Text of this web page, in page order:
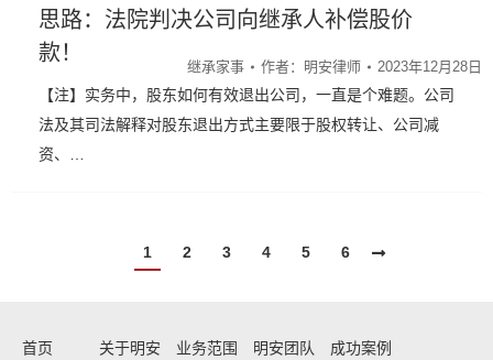
思路：法院判决公司向继承人补偿股价
款！
继承家事 作者： 明安律师 2023年12月28日
【注】实务中，股东如何有效退出公司，一直是个难题。公司
法及其司法解释对股东退出方式主要限于股权转让、公司减
资、…
1 2 3 4 5 6
首页 关于明安 业务范围 明安团队 成功案例